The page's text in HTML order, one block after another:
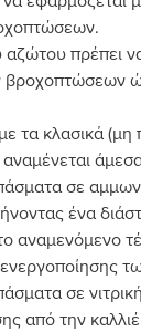
πρέπει
βροχοπτώσεων
τα κλασικά (μη
σε
ένα
αναμενόμενο
σε
από την